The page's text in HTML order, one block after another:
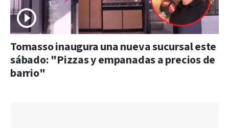
Tomasso inaugura una nueva sucursal este
sábado: "Pizzas y empanadas a precios de
barrio"